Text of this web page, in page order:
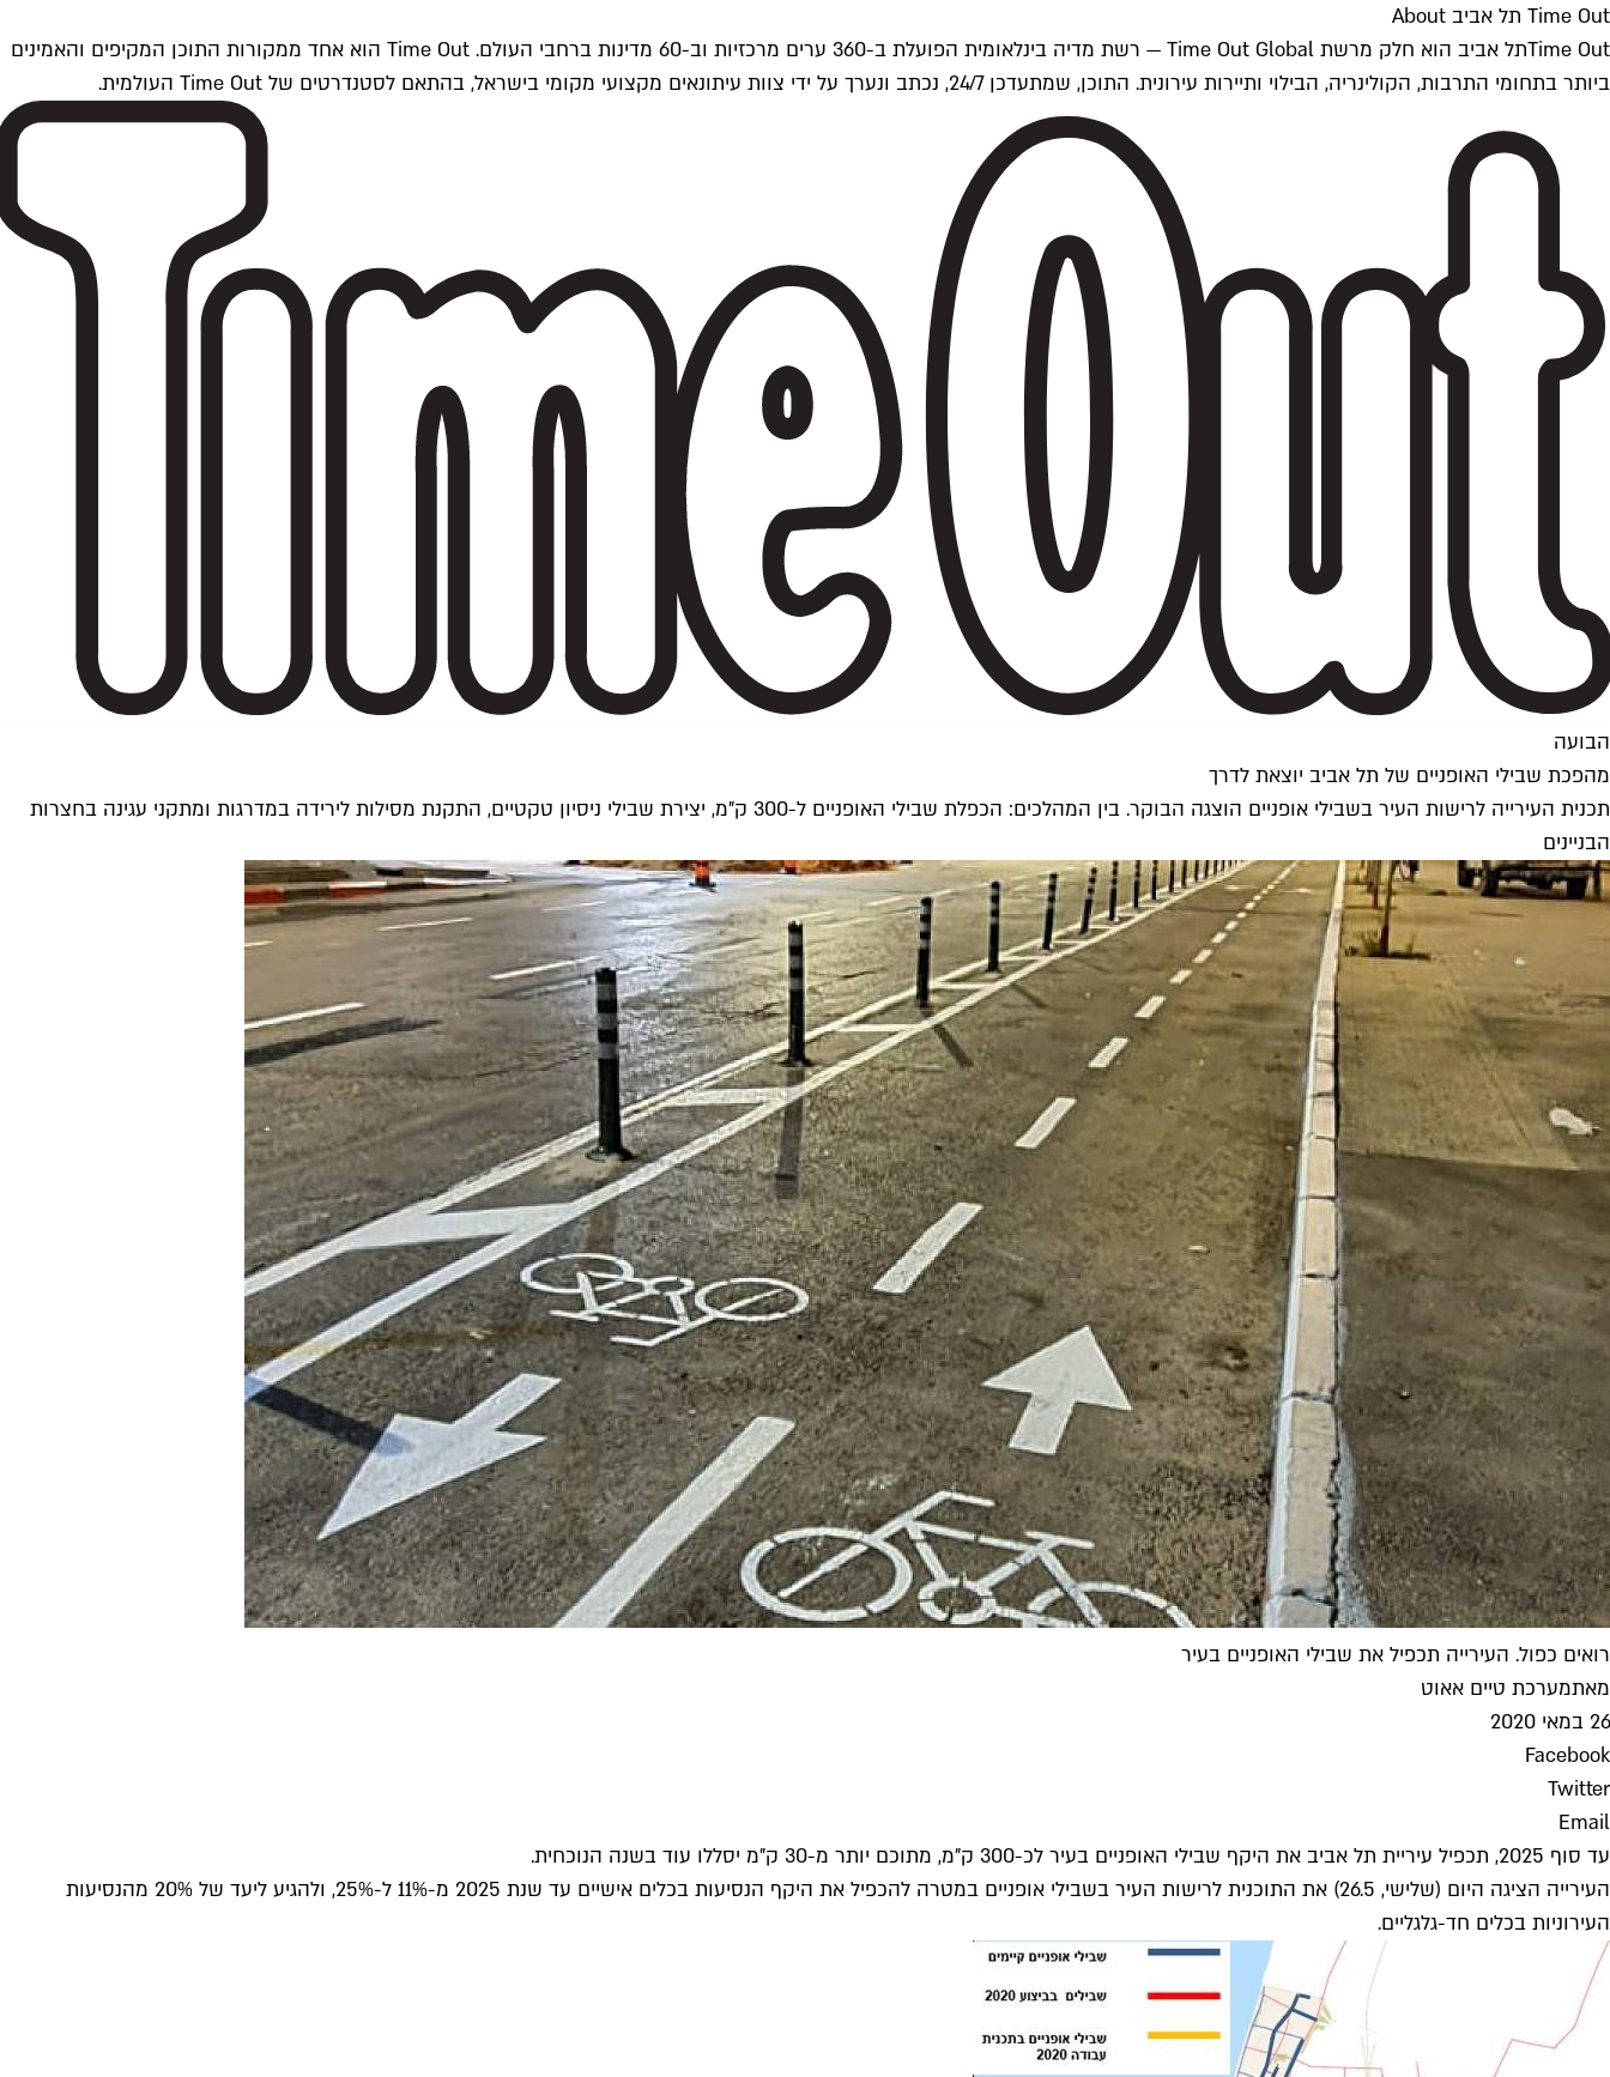
Time Out תל אביב About
Time Outתל אביב הוא חלק מרשת Time Out Global — רשת מדיה בינלאומית הפועלת ב-360 ערים מרכזיות וב-60 מדינות ברחבי העולם. Time Out הוא אחד ממקורות התוכן המקיפים והאמינים
ביותר בתחומי התרבות, הקולינריה, הבילוי ותיירות עירונית. התוכן, שמתעדכן 24/7, נכתב ונערך על ידי צוות עיתונאים מקצועי מקומי בישראל, בהתאם לסטנדרטים של Time Out העולמית.
הבועה
מהפכת שבילי האופניים של תל אביב יוצאת לדרך
תכנית העירייה לרישות העיר בשבילי אופניים הוצגה הבוקר. בין המהלכים: הכפלת שבילי האופניים ל-300 ק"מ, יצירת שבילי ניסיון טקטיים, התקנת מסילות לירידה במדרגות ומתקני עגינה בחצרות
הבניינים
רואים כפול. העירייה תכפיל את שבילי האופניים בעיר
מאתמערכת טיים אאוט
26 במאי 2020
Facebook
Twitter
Email
עד סוף 2025, תכפיל עיריית תל אביב את היקף שבילי האופניים בעיר לכ-300 ק"מ, מתוכם יותר מ-30 ק"מ יסללו עוד בשנה הנוכחית.
העירייה הציגה היום (שלישי, 26.5) את התוכנית לרישות העיר בשבילי אופניים במטרה להכפיל את היקף הנסיעות בכלים אישיים עד שנת 2025 מ-11% ל-25%, ולהגיע ליעד של 20% מהנסיעות
העירוניות בכלים חד-גלגליים.